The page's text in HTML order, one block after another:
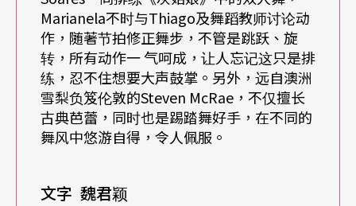
看著他们长大，演出像是《胡桃钳》中孩童的角
色，往往能在看著他们时立即看出他们的天赋。等
到他们十六岁，有的人直接就进了皇家芭蕾舞团，
一路平顺，有些则没那么顺利。每个人都是独特
的，而各自人生也有所不同。
Marianela不时与Thiago及舞蹈教师讨论动
作，随著节拍修正舞步，不管是跳跃、旋
转，所有动作一 气呵成，让人忘记这只是排
练，忍不住想要大声鼓掌。另外，远自澳洲
雪梨负笈伦敦的Steven McRae，不仅擅长
古典芭蕾，同时也是踢踏舞好手，在不同的
舞风中悠游自得，令人佩服。
文字 魏君颖